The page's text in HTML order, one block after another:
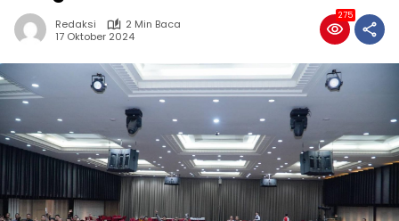
Redaksi
2 Min Baca
17 Oktober 2024
275